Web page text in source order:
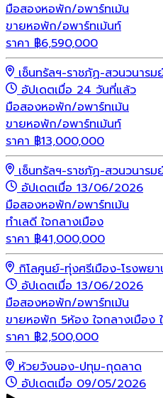
มือสองหอพัก/อพาร์ทเม้น
ขายหอพัก/อพาร์ทเม้นท์
ราคา ฿6,590,000
เซ็นทรัลฯ-ราชภัฏ-สวนวนารม
อัปเดตเมื่อ 24 วันที่แล้ว
มือสองหอพัก/อพาร์ทเม้น
ขายหอพัก/อพาร์ทเม้นท์
ราคา ฿13,000,000
เซ็นทรัลฯ-ราชภัฏ-สวนวนารม
อัปเดตเมื่อ 13/06/2026
มือสองหอพัก/อพาร์ทเม้น
ทำเลดี ใจกลางเมือง
ราคา ฿41,000,000
กิโลศูนย์-ทุ่งศรีเมือง-โรงพย
อัปเดตเมื่อ 13/06/2026
มือสองหอพัก/อพาร์ทเม้น
ขายหอพัก 5ห้อง ใจกลางเมือง
ราคา ฿2,500,000
ห้วยวังนอง-ปทุม-กุดลาด
อัปเดตเมื่อ 09/05/2026